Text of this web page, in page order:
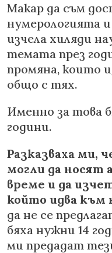
Макар да съм
нумерологията
изчела хиляди
темата през
промяна, които
общо с тях.
Именно за това
години.
Разказваха ми,
могли да носят
време и да
който идва към
да не се
бяха нужни 14
ми предадат